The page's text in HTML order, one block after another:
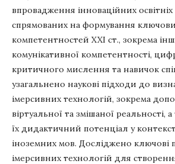
впровадження інноваційних освітніх
спрямованих на формування
компетентностей XXI ст., зокрема
комунікативної компетентності,
критичного мислення та навичок
узагальнено наукові підходи до
імерсивних технологій, зокрема
віртуальної та змішаної реальності,
їх дидактичний потенціал у
іноземних мов. Досліджено ключові
імерсивних технологій для